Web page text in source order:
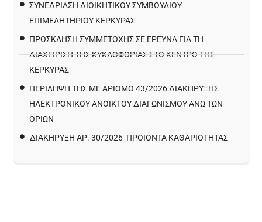
ΣΥΝΕΔΡΙΑΣΗ ΔΙΟΙΚΗΤΙΚΟΥ ΣΥΜΒΟΥΛΙΟΥ
ΕΠΙΜΕΛΗΤΗΡΙΟΥ ΚΕΡΚΥΡΑΣ
ΠΡΌΣΚΛΗΣΗ ΣΥΜΜΕΤΟΧΉΣ ΣΕ ΈΡΕΥΝΑ ΓΙΑ ΤΗ
ΔΙΑΧΕΊΡΙΣΗ ΤΗΣ ΚΥΚΛΟΦΟΡΊΑΣ ΣΤΟ ΚΈΝΤΡΟ ΤΗΣ
ΚΈΡΚΥΡΑΣ
ΠΕΡΙΛΗΨΗ ΤΗΣ ΜΕ ΑΡΙΘΜΟ 43/2026 ΔΙΑΚΗΡΥΞΗΣ
ΗΛΕΚΤΡΟΝΙΚΟΥ ΑΝΟΙΚΤΟΥ ΔΙΑΓΩΝΙΣΜΟΥ ΑΝΩ ΤΩΝ
ΟΡΙΩΝ
ΔΙΑΚΉΡΥΞΗ ΑΡ. 30/2026_ΠΡΟΙΌΝΤΑ ΚΑΘΑΡΙΌΤΗΤΑΣ